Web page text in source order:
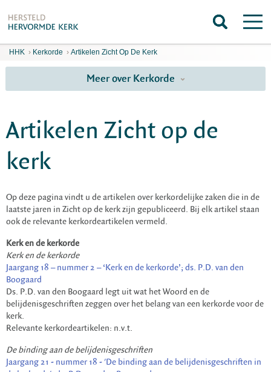
HHK › Kerkorde › Artikelen Zicht Op De Kerk
Meer over Kerkorde
Artikelen Zicht op de
kerk
Op deze pagina vindt u de artikelen over kerkordelijke zaken die in de
laatste jaren in Zicht op de kerk zijn gepubliceerd. Bij elk artikel staan
ook de relevante kerkordeartikelen vermeld.
Kerk en de kerkorde
Kerk en de kerkorde
Jaargang 18 – nummer 2 – ‘Kerk en de kerkorde’; ds. P.D. van den
Boogaard
Ds. P.D. van den Boogaard legt uit wat het Woord en de
belijdenisgeschriften zeggen over het belang van een kerkorde voor de
kerk.
Relevante kerkordeartikelen: n.v.t.
De binding aan de belijdenisgeschriften
Jaargang 21 - nummer 18 - 'De binding aan de belijdenisgeschriften in